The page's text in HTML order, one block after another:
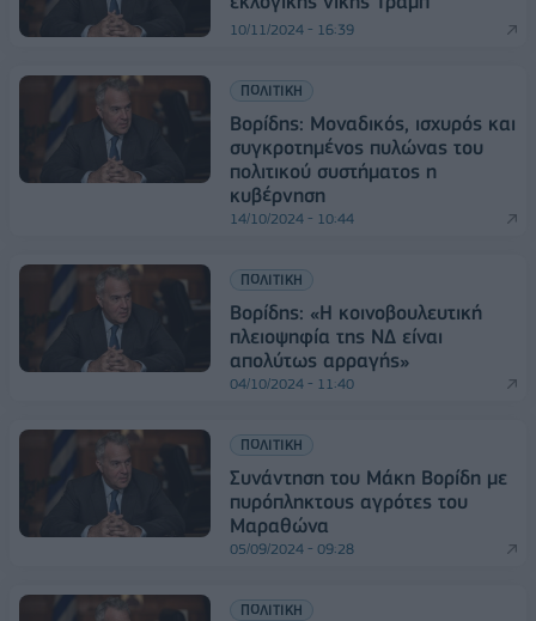
10/11/2024 - 16:39
ΠΟΛΙΤΙΚΗ
Βορίδης: Μοναδικός, ισχυρός και
συγκροτημένος πυλώνας του
πολιτικού συστήματος η
κυβέρνηση
14/10/2024 - 10:44
ΠΟΛΙΤΙΚΗ
Βορίδης: «Η κοινοβουλευτική
πλειοψηφία της ΝΔ είναι
απολύτως αρραγής»
04/10/2024 - 11:40
ΠΟΛΙΤΙΚΗ
Συνάντηση του Μάκη Βορίδη με
πυρόπληκτους αγρότες του
Μαραθώνα
05/09/2024 - 09:28
ΠΟΛΙΤΙΚΗ